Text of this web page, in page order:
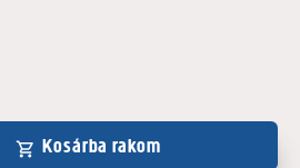
Kosárba rakom